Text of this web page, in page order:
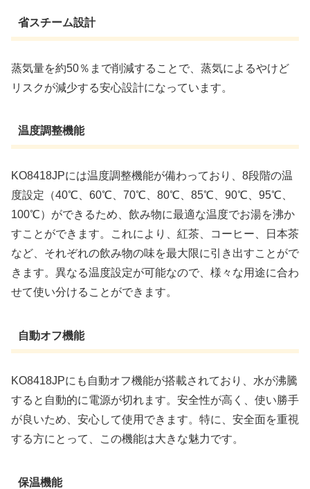
省スチーム設計
蒸気量を約50％まで削減することで、蒸気によるやけど
リスクが減少する安心設計になっています。
温度調整機能
KO8418JPには温度調整機能が備わっており、8段階の温
度設定（40℃、60℃、70℃、80℃、85℃、90℃、95℃、
100℃）ができるため、飲み物に最適な温度でお湯を沸か
すことができます。これにより、紅茶、コーヒー、日本茶
など、それぞれの飲み物の味を最大限に引き出すことがで
きます。異なる温度設定が可能なので、様々な用途に合わ
せて使い分けることができます。
自動オフ機能
KO8418JPにも自動オフ機能が搭載されており、水が沸騰
すると自動的に電源が切れます。安全性が高く、使い勝手
が良いため、安心して使用できます。特に、安全面を重視
する方にとって、この機能は大きな魅力です。
保温機能